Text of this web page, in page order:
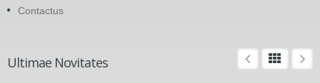
Contactus
Ultimae Novitates